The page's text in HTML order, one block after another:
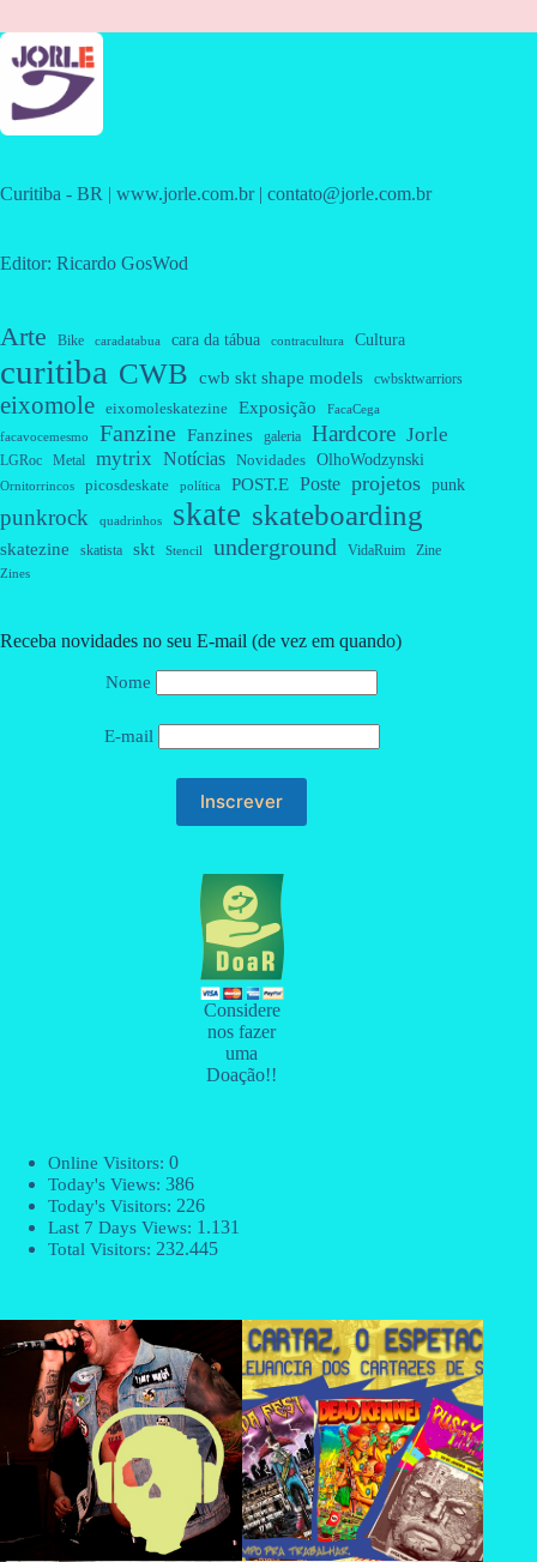
Curitiba - BR | www.jorle.com.br | contato@jorle.com.br
Editor: Ricardo GosWod
Arte Bike caradatabua cara da tábua contracultura Cultura
curitiba CWB cwb skt shape models cwbsktwarriors
eixomole eixomoleskatezine Exposição FacaCega
facavocemesmo Fanzine Fanzines galeria Hardcore Jorle
LGRoc Metal mytrix Notícias Novidades OlhoWodzynski
Ornitorrincos picosdeskate política POST.E Poste projetos punk
punkrock quadrinhos skate skateboarding
skatezine skatista skt Stencil underground VidaRuim Zine
Zines
Receba novidades no seu E-mail (de vez em quando)
Nome
E-mail
Considere
nos fazer
uma
Doação!!
Online Visitors: 0
Today's Views: 386
Today's Visitors: 226
Last 7 Days Views: 1.131
Total Visitors: 232.445